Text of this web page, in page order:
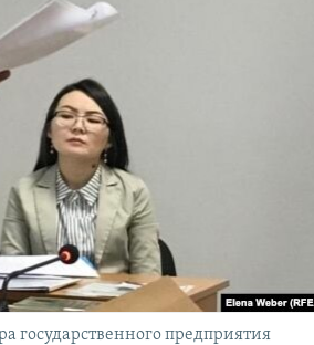
государственного предприятия